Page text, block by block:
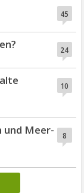
45
24
10
8
und Meer-